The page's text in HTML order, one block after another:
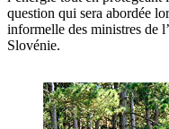
question qui sera abordée
informelle des ministres de
Slovénie.